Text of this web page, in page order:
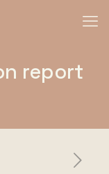
report